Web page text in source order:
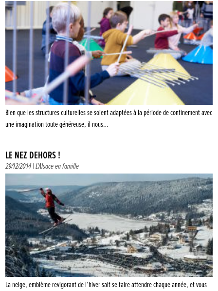
Bien que les structures culturelles se soient adaptées à la période de confinement avec
une imagination toute généreuse, il nous…
LE NEZ DEHORS !
29/12/2014 |L'Alsace en famille
La neige, emblème revigorant de l’hiver sait se faire attendre chaque année, et vous